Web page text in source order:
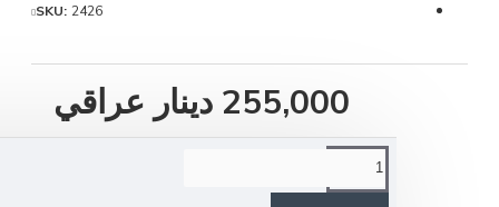
255,000 دينار عراقي
SKU: